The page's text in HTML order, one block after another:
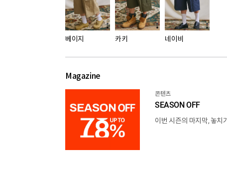
베이지 카키 네이비
Magazine
콘텐츠
SEASON OFF
이번 시즌의 마지막, 놓치